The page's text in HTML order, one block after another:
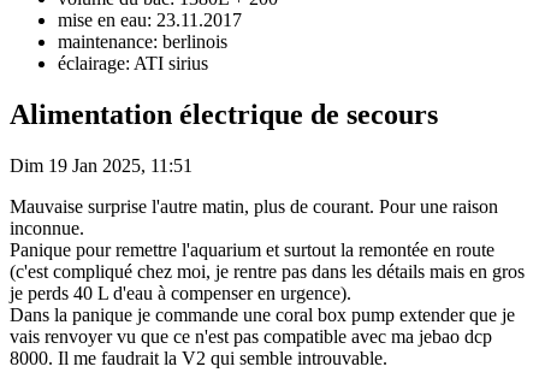
mise en eau: 23.11.2017
maintenance: berlinois
éclairage: ATI sirius
Alimentation électrique de secours
Dim 19 Jan 2025, 11:51
Mauvaise surprise l'autre matin, plus de courant. Pour une raison
inconnue.
Panique pour remettre l'aquarium et surtout la remontée en route
(c'est compliqué chez moi, je rentre pas dans les détails mais en gros
je perds 40 L d'eau à compenser en urgence).
Dans la panique je commande une coral box pump extender que je
vais renvoyer vu que ce n'est pas compatible avec ma jebao dcp
8000. Il me faudrait la V2 qui semble introuvable.